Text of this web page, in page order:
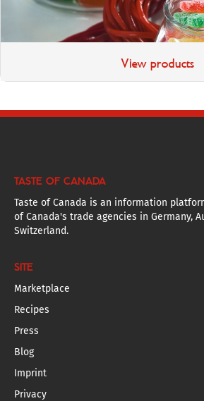
View products
TASTE OF CANADA
Taste of Canada is an information
of Canada's trade agencies in Germany,
Switzerland.
SITE
Marketplace
Recipes
Press
Blog
Imprint
Privacy